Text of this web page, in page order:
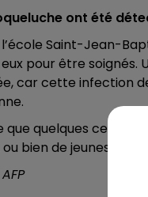
ont été
l’école Saint-Jean-
pour être soignés.
car cette infection
que quelques
bien de jeunes